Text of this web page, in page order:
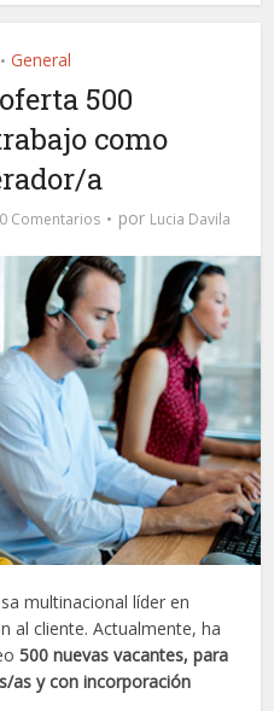
• General
500
como
a
Comentarios por Lucia Davila
multinacional líder en
al cliente. Actualmente, ha
500 nuevas vacantes, para
as y con incorporación